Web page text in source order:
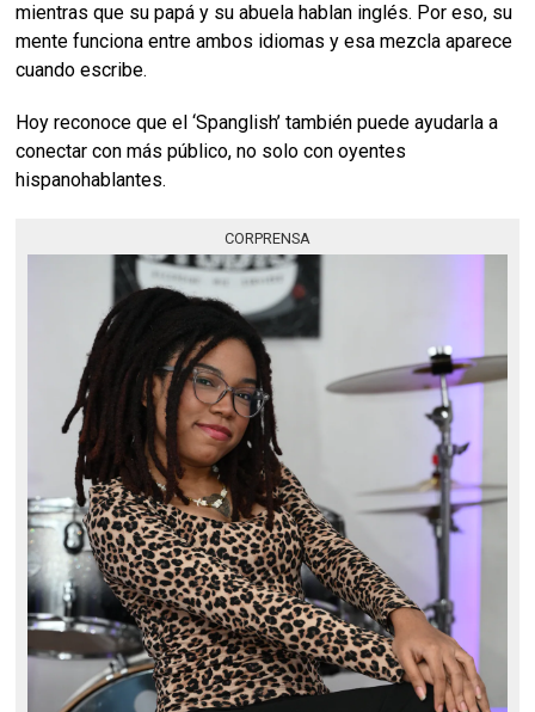
mientras que su papá y su abuela hablan inglés. Por eso, su
mente funciona entre ambos idiomas y esa mezcla aparece
cuando escribe.
Hoy reconoce que el ‘Spanglish’ también puede ayudarla a
conectar con más público, no solo con oyentes
hispanohablantes.
CORPRENSA